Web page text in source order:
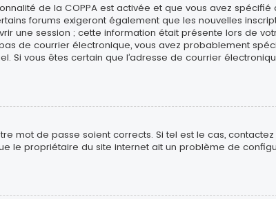
de la COPPA est activée et que vous avez spécifié
forums exigeront également que les nouvelles
une session ; cette information était présente lors de
de courrier électronique, vous avez probablement
Si vous êtes certain que l’adresse de courrier
mot de passe soient corrects. Si tel est le cas, contactez
le propriétaire du site internet ait un problème de